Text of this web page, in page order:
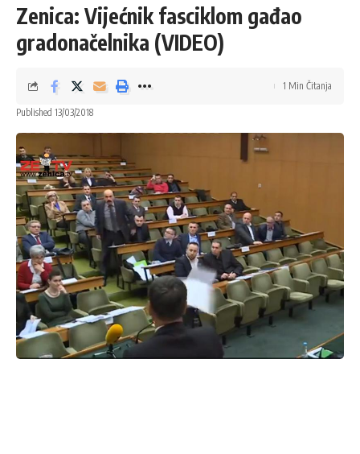
Zenica: Vijećnik fasciklom gađao
gradonačelnika (VIDEO)
Published 13/03/2018
1 Min Čitanja